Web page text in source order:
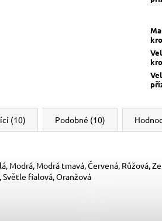
(10) Podobné (10)
Modrá, Modrá tmavá, Červená, Růžová,
fialová, Oranžová